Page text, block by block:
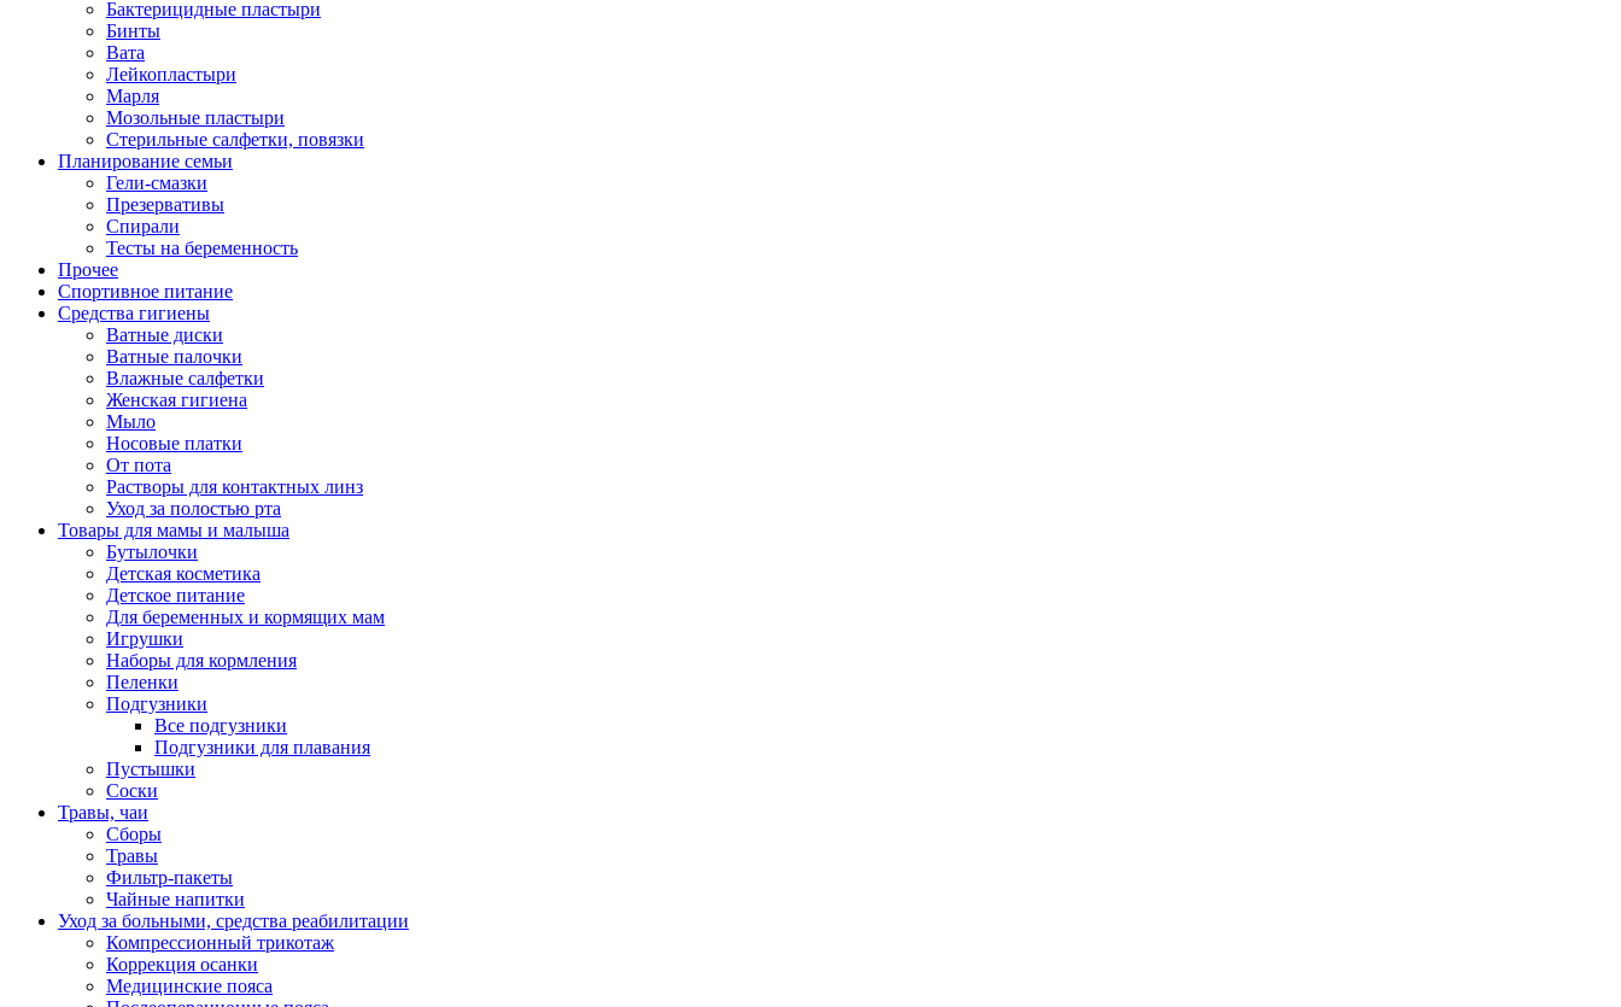
Бактерицидные пластыри
Бинты
Вата
Лейкопластыри
Марля
Мозольные пластыри
Стерильные салфетки, повязки
Планирование семьи
Гели-смазки
Презервативы
Спирали
Тесты на беременность
Прочее
Спортивное питание
Средства гигиены
Ватные диски
Ватные палочки
Влажные салфетки
Женская гигиена
Мыло
Носовые платки
От пота
Растворы для контактных линз
Уход за полостью рта
Товары для мамы и малыша
Бутылочки
Детская косметика
Детское питание
Для беременных и кормящих мам
Игрушки
Наборы для кормления
Пеленки
Подгузники
Все подгузники
Подгузники для плавания
Пустышки
Соски
Травы, чаи
Сборы
Травы
Фильтр-пакеты
Чайные напитки
Уход за больными, средства реабилитации
Компрессионный трикотаж
Коррекция осанки
Медицинские пояса